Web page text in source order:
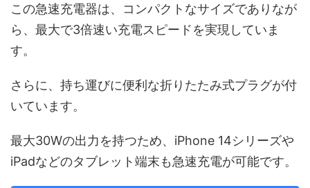
この急速充電器は、コンパクトなサイズでありなが
ら、最大で3倍速い充電スピードを実現していま
す。
さらに、持ち運びに便利な折りたたみ式プラグが付
いています。
最大30Wの出力を持つため、iPhone 14シリーズや
iPadなどのタブレット端末も急速充電が可能です。